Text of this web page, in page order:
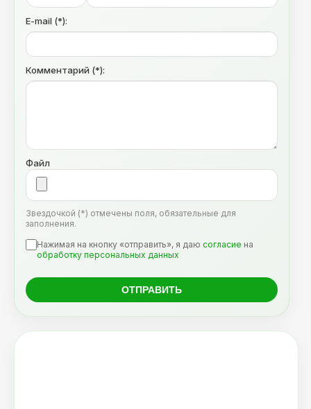
E-mail (*):
Комментарий (*):
Файл
Звездочкой (*) отмечены поля, обязательные для
заполнения.
Нажимая на кнопку «отправить», я даю согласие на
обработку персональных данных